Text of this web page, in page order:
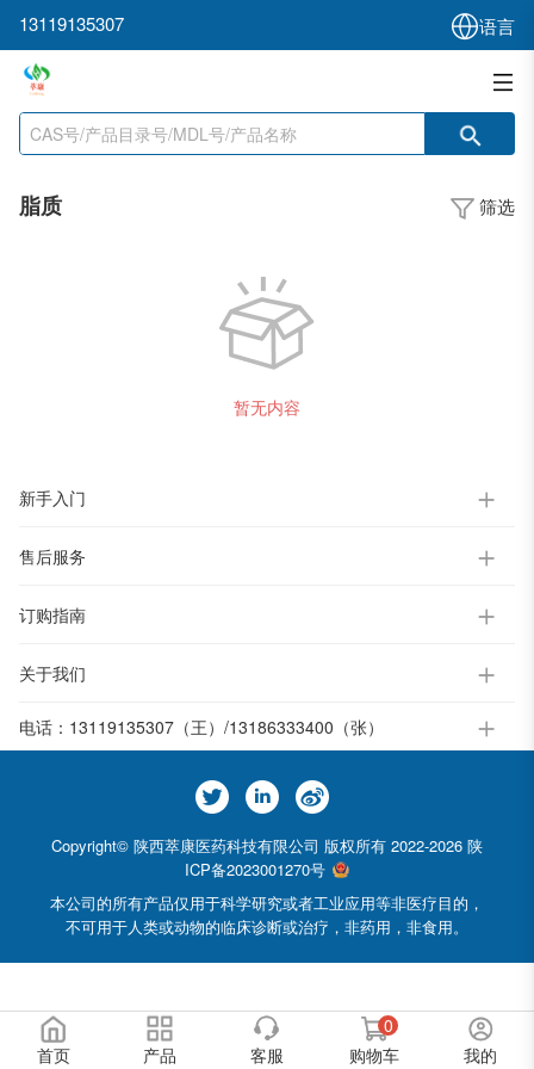
13119135307 语言
脂质 筛选
暂无内容
新手入门
售后服务
订购指南
关于我们
电话： 13119135307（王）/13186333400（张）
Copyright© 陕西萃康医药科技有限公司 版权所有 2022-2026 陕
ICP备2023001270号
本公司的所有产品仅用于科学研究或者工业应用等非医疗目的，
不可用于人类或动物的临床诊断或治疗，非药用，非食用。
首页 产品 客服
0
购物车
我的